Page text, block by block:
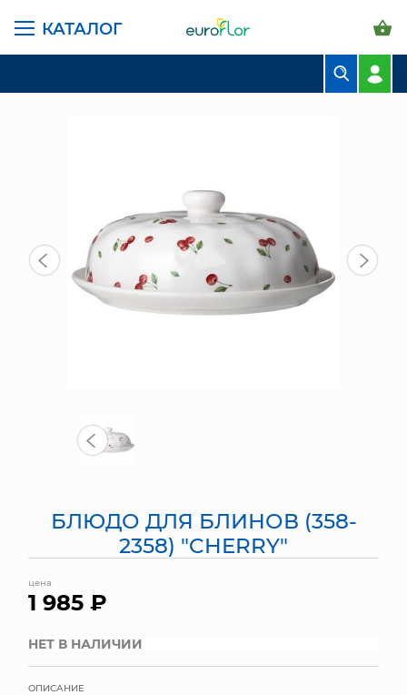
КАТАЛОГ
СВАДЕБНАЯ ФЛОРИСТИКА
КОМНАТНЫЕ РАСТЕНИЯ
ГОРШКИ И КАШПО
ГРУНТЫ И УДОБРЕНИЯ
ЯЩИКИ
СУНДУКИ
ГЛАВНАЯ СТРАНИЦА КАТАЛОГ
ПРЕДМЕТЫ ИНТЕРЬЕРА
БЛЮДО ДЛЯ БЛИНОВ (358-
2358) "CHERRY"
цена
1 985 ₽
НЕТ В НАЛИЧИИ
ОПИСАНИЕ